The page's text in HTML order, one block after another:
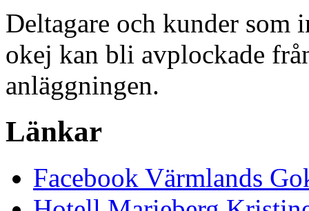
Deltagare och kunder som
okej kan bli avplockade
anläggningen.
Länkar
Facebook Värmlands